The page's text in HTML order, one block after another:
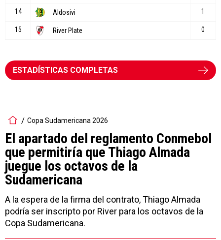
ESTADÍSTICAS COMPLETAS
Copa Sudamericana 2026
El apartado del reglamento Conmebol
que permitiría que Thiago Almada
juegue los octavos de la
Sudamericana
A la espera de la firma del contrato, Thiago Almada
podría ser inscripto por River para los octavos de la
Copa Sudamericana.